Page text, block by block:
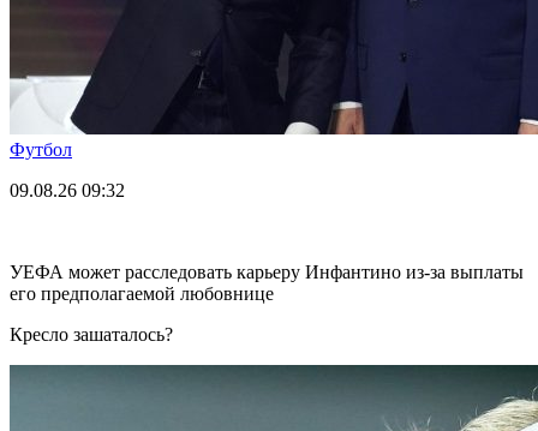
Футбол
09.08.26 09:32
УЕФА может расследовать карьеру Инфантино из-за выплаты
его предполагаемой любовнице
Кресло зашаталось?